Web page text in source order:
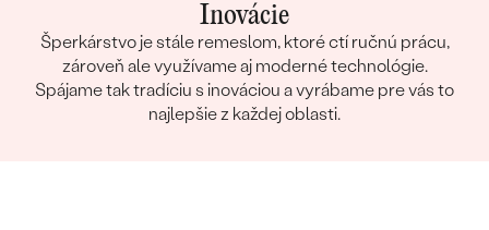
Inovácie
Šperkárstvo je stále remeslom, ktoré ctí ručnú prácu,
zároveň ale využívame aj moderné technológie.
Spájame tak tradíciu s inováciou a vyrábame pre vás to
najlepšie z každej oblasti.